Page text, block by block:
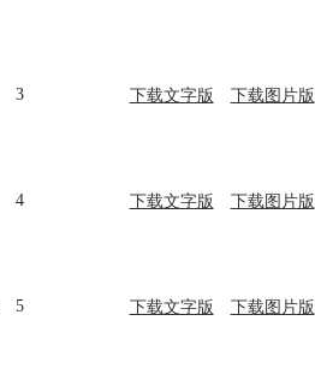
3 下载文字版
下载图片版
4 下载文字版
下载图片版
5 下载文字版 下载图片版